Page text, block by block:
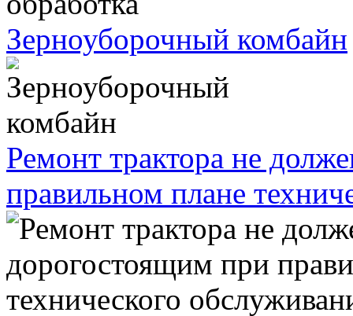
Зерноуборочный комбайн
Ремонт трактора не
правильном плане